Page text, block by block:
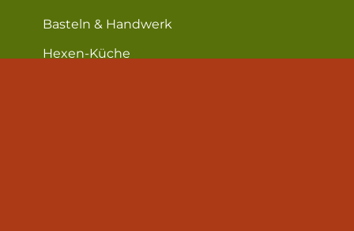
Basteln & Handwerk
Hexen-Küche